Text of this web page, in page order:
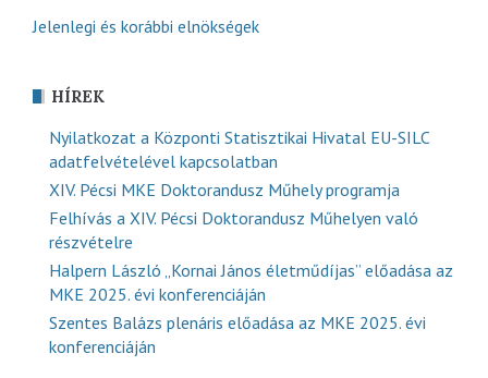
Jelenlegi és korábbi elnökségek
HÍREK
Nyilatkozat a Központi Statisztikai Hivatal EU-SILC
adatfelvételével kapcsolatban
XIV. Pécsi MKE Doktorandusz Műhely programja
Felhívás a XIV. Pécsi Doktorandusz Műhelyen való
részvételre
Halpern László „Kornai János életműdíjas” előadása az
MKE 2025. évi konferenciáján
Szentes Balázs plenáris előadása az MKE 2025. évi
konferenciáján